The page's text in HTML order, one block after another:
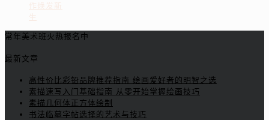
作焕发新
常年美术班火热报名中
最新文章
高性价比彩铅品牌推荐指南 绘画爱好者的明智之选
素描速写入门基础指南 从零开始掌握绘画技巧
素描几何体正方体绘制
书法临摹字帖选择的艺术与技巧